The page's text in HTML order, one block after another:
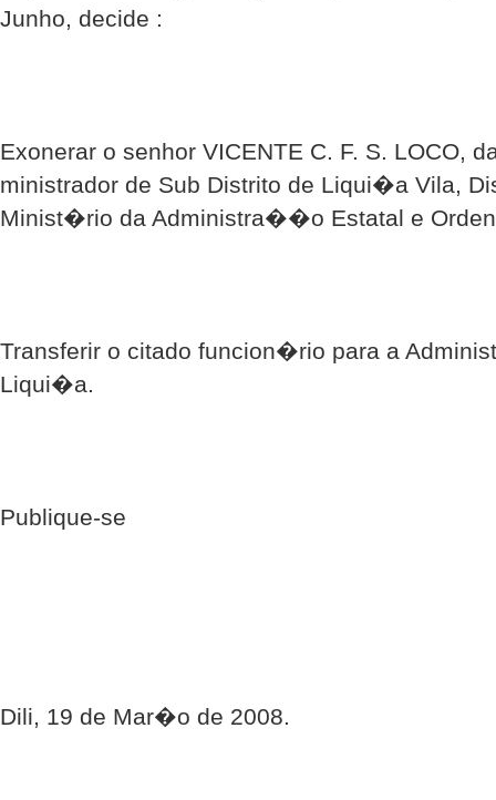
Junho, decide :
Exonerar o senhor VICENTE C. F. S. LOCO,
ministrador de Sub Distrito de Liqui�a Vila,
Minist�rio da Administra��o Estatal e
Transferir o citado funcion�rio para a
Liqui�a.
Publique-se
Dili, 19 de Mar�o de 2008.